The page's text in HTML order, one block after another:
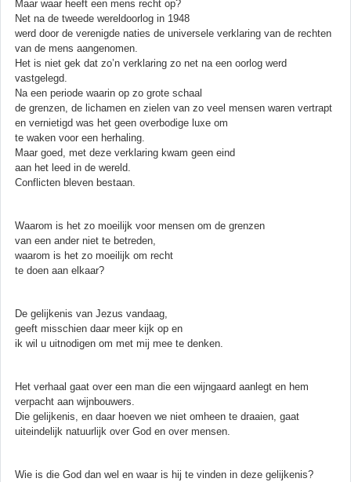
Maar waar heeft een mens recht op?
Net na de tweede wereldoorlog in 1948
werd door de verenigde naties de universele verklaring van de rechten
van de mens aangenomen.
Het is niet gek dat zo’n verklaring zo net na een oorlog werd
vastgelegd.
Na een periode waarin op zo grote schaal
de grenzen, de lichamen en zielen van zo veel mensen waren vertrapt
en vernietigd was het geen overbodige luxe om
te waken voor een herhaling.
Maar goed, met deze verklaring kwam geen eind
aan het leed in de wereld.
Conflicten bleven bestaan.
Waarom is het zo moeilijk voor mensen om de grenzen
van een ander niet te betreden,
waarom is het zo moeilijk om recht
te doen aan elkaar?
De gelijkenis van Jezus vandaag,
geeft misschien daar meer kijk op en
ik wil u uitnodigen om met mij mee te denken.
Het verhaal gaat over een man die een wijngaard aanlegt en hem
verpacht aan wijnbouwers.
Die gelijkenis, en daar hoeven we niet omheen te draaien, gaat
uiteindelijk natuurlijk over God en over mensen.
Wie is die God dan wel en waar is hij te vinden in deze gelijkenis?